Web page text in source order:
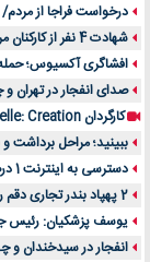
درخواست فراجا از
شهادت 4 نفر از کارکنان مرزبانی مهران در پی حملات اسرائیل و آمریکا
افشاگری آکسیوس؛ حمله
صدای انفجار در تهران
کارگردان Annabelle: Creation فیلم ترسناک جدیدی می‌سازد
ببینید؛ مراحل برداشت
دسترسی به اینترنت 1 درصد است؛ تماس بین‌الملل هم با اختلال همراه است
2 پهپاد بندر تجاری دقم را در عمان هدف قرار دادند
یوسف پزشکیان: رئیس
انفجار در سیدخندان و